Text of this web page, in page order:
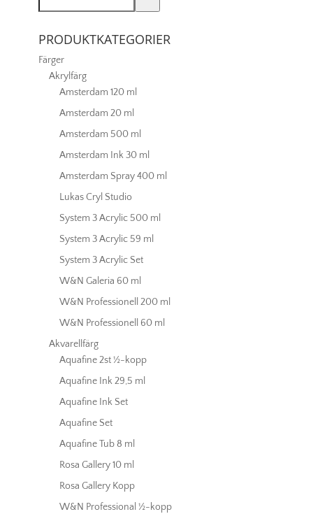
PRODUKTKATEGORIER
Färger
Akrylfärg
Amsterdam 120 ml
Amsterdam 20 ml
Amsterdam 500 ml
Amsterdam Ink 30 ml
Amsterdam Spray 400 ml
Lukas Cryl Studio
System 3 Acrylic 500 ml
System 3 Acrylic 59 ml
System 3 Acrylic Set
W&N Galeria 60 ml
W&N Professionell 200 ml
W&N Professionell 60 ml
Akvarellfärg
Aquafine 2st ½-kopp
Aquafine Ink 29,5 ml
Aquafine Ink Set
Aquafine Set
Aquafine Tub 8 ml
Rosa Gallery 10 ml
Rosa Gallery Kopp
W&N Professional ½-kopp